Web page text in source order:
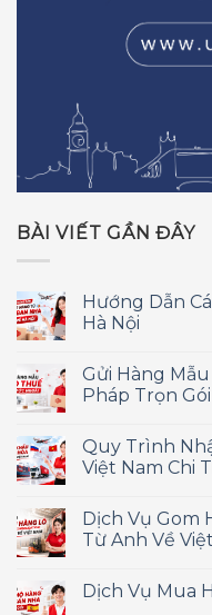
BÀI VIẾT GẦN ĐÂY
Hướng Dẫn
Hà Nội
Gửi Hàng
Pháp Trọn
Quy Trình
Việt Nam Chi
Dịch Vụ Gom
Từ Anh Về
Dịch Vụ Mua